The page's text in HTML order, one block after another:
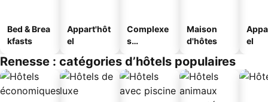
Bed & Brea
kfasts
Appart'hôt
el
Complexe
s
s
Maison
d'hôtes
el
Renesse : catégories d’hôtels populaires